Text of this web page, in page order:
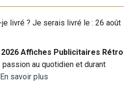
livré ? Je serais livré le :26 août
Affiches Publicitaires Rétro
au quotidien et durant
En savoir plus